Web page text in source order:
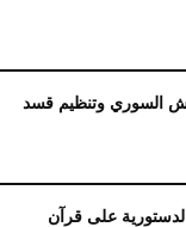
السوري وتنظيم قسد
على قرآن